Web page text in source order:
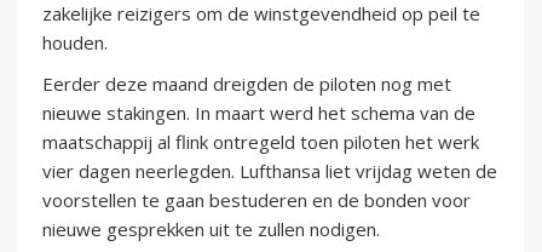
zakelijke reizigers om de winstgevendheid op peil te
houden.
Eerder deze maand dreigden de piloten nog met
nieuwe stakingen. In maart werd het schema van de
maatschappij al flink ontregeld toen piloten het werk
vier dagen neerlegden. Lufthansa liet vrijdag weten de
voorstellen te gaan bestuderen en de bonden voor
nieuwe gesprekken uit te zullen nodigen.